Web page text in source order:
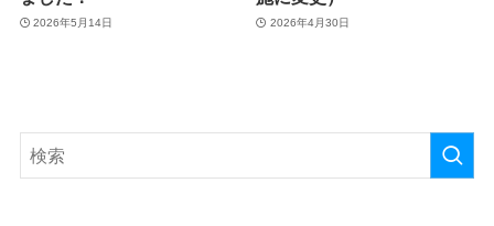
2026年5月14日 2026年4月30日